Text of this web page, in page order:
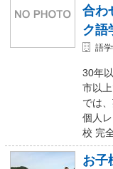
合わ
ク語
語
30年
市以
では
個人
校 完
お子